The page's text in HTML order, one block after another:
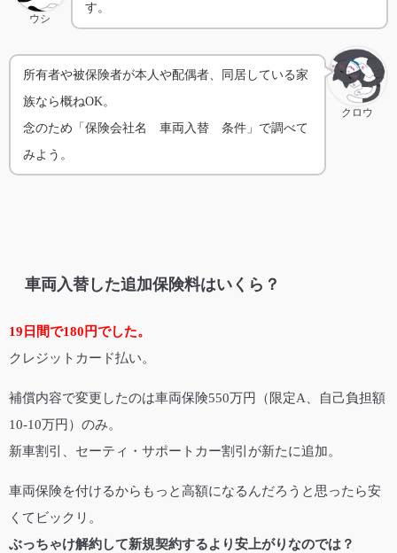
ウシ
す。
クロウ
所有者や被保険者が本人や配偶者、同居している家
族なら概ねOK。
念のため「保険会社名 車両入替 条件」で調べて
みよう。
車両入替した追加保険料はいくら？
19日間で180円でした。
クレジットカード払い。
補償内容で変更したのは車両保険550万円（限定A、自己負担額
10-10万円）のみ。
新車割引、セーティ・サポートカー割引が新たに追加。
車両保険を付けるからもっと高額になるんだろうと思ったら安
くてビックリ。
ぶっちゃけ解約して新規契約するより安上がりなのでは？